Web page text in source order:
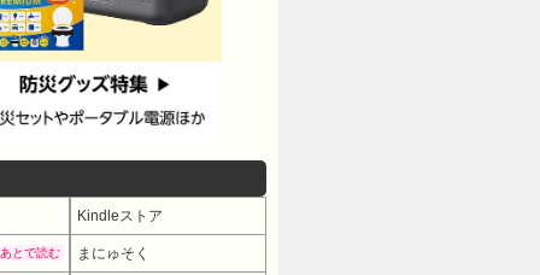
Kindleストア
あとで読む まにゅそく